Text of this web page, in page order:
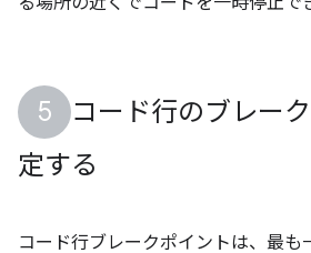
コード行のブレー
定する
コード行ブレークポイントは、最も